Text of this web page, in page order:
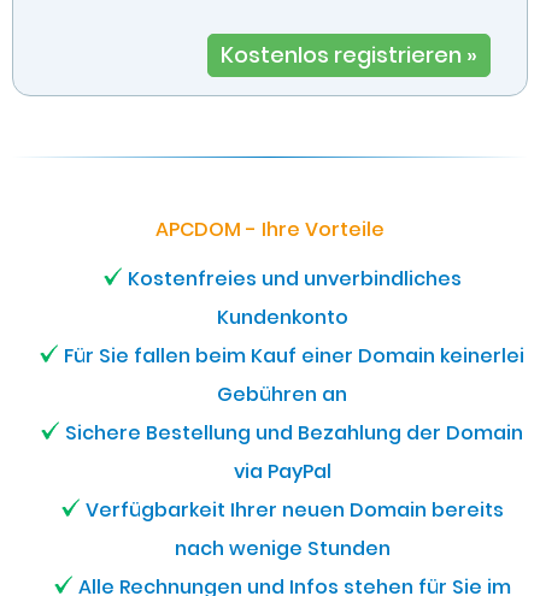
Kostenlos registrieren »
APCDOM - Ihre Vorteile
Kostenfreies und unverbindliches
Kundenkonto
Für Sie fallen beim Kauf einer Domain keinerlei
Gebühren an
Sichere Bestellung und Bezahlung der Domain
via PayPal
Verfügbarkeit Ihrer neuen Domain bereits
nach wenige Stunden
Alle Rechnungen und Infos stehen für Sie im